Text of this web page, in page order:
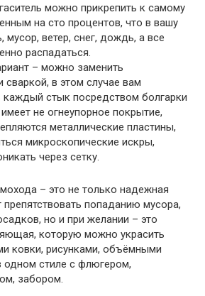
можно прикрепить к самому
на сто процентов, что в вашу
мусор, ветер, снег, дождь, а все
распадаться.
– можно заменить
сваркой, в этом случае вам
каждый стык посредством болгарки
не огнеупорное покрытие,
металлические пластины,
микроскопические искры,
через сетку.
– это не только надежная
попаданию мусора,
но и при желании – это
которую можно украсить
ковки, рисунками, объёмными
одном стиле с флюгером,
забором.